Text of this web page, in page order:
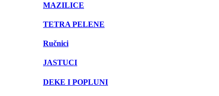
MAZILICE
TETRA PELENE
Ručnici
JASTUCI
DEKE I POPLUNI